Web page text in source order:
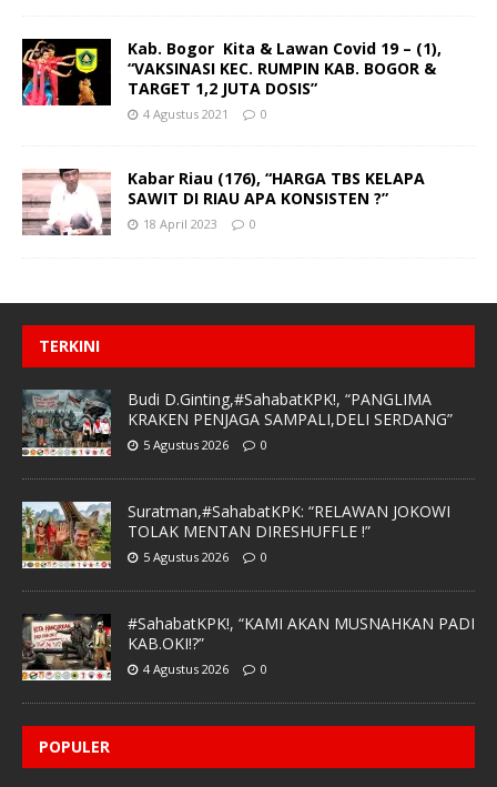
Kab. Bogor Kita & Lawan Covid 19 – (1),
“VAKSINASI KEC. RUMPIN KAB. BOGOR &
TARGET 1,2 JUTA DOSIS”
4 Agustus 2021 0
Kabar Riau (176), “HARGA TBS KELAPA
SAWIT DI RIAU APA KONSISTEN ?”
18 April 2023 0
TERKINI
Budi D.Ginting,#SahabatKPK!, “PANGLIMA
KRAKEN PENJAGA SAMPALI,DELI SERDANG”
5 Agustus 2026 0
Suratman,#SahabatKPK: “RELAWAN JOKOWI
TOLAK MENTAN DIRESHUFFLE !”
5 Agustus 2026 0
#SahabatKPK!, “KAMI AKAN MUSNAHKAN PADI
KAB.OKI!?”
4 Agustus 2026 0
POPULER